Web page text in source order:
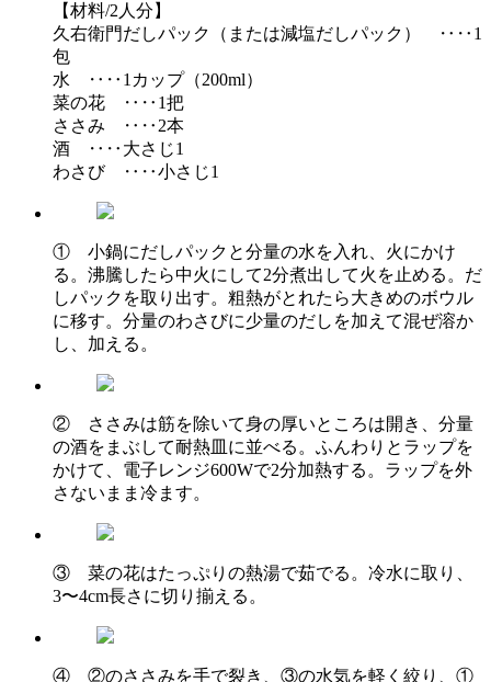
【材料/2人分】
久右衛門だしパック（または減塩だしパック） ‥‥1
包
水 ‥‥1カップ（200ml）
菜の花 ‥‥1把
ささみ ‥‥2本
酒 ‥‥大さじ1
わさび ‥‥小さじ1
① 小鍋にだしパックと分量の水を入れ、火にかけ
る。沸騰したら中火にして2分煮出して火を止める。だ
しパックを取り出す。粗熱がとれたら大きめのボウル
に移す。分量のわさびに少量のだしを加えて混ぜ溶か
し、加える。
② ささみは筋を除いて身の厚いところは開き、分量
の酒をまぶして耐熱皿に並べる。ふんわりとラップを
かけて、電子レンジ600Wで2分加熱する。ラップを外
さないまま冷ます。
③ 菜の花はたっぷりの熱湯で茹でる。冷水に取り、
3〜4cm長さに切り揃える。
④ ②のささみを手で裂き、③の水気を軽く絞り、①